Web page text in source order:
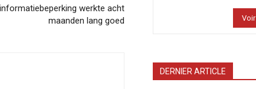
werkte acht
maanden lang goed
Voir
DERNIER ARTICLE